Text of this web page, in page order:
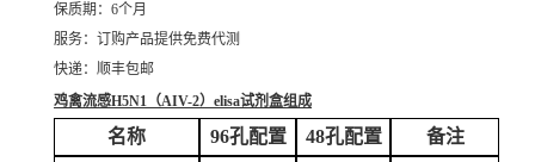
保质期：6个月
服务：订购产品提供免费代测
快递：顺丰包邮
鸡禽流感H5N1（AIV-2）elisa试剂盒组成
名称 96孔配置 48孔配置 备注